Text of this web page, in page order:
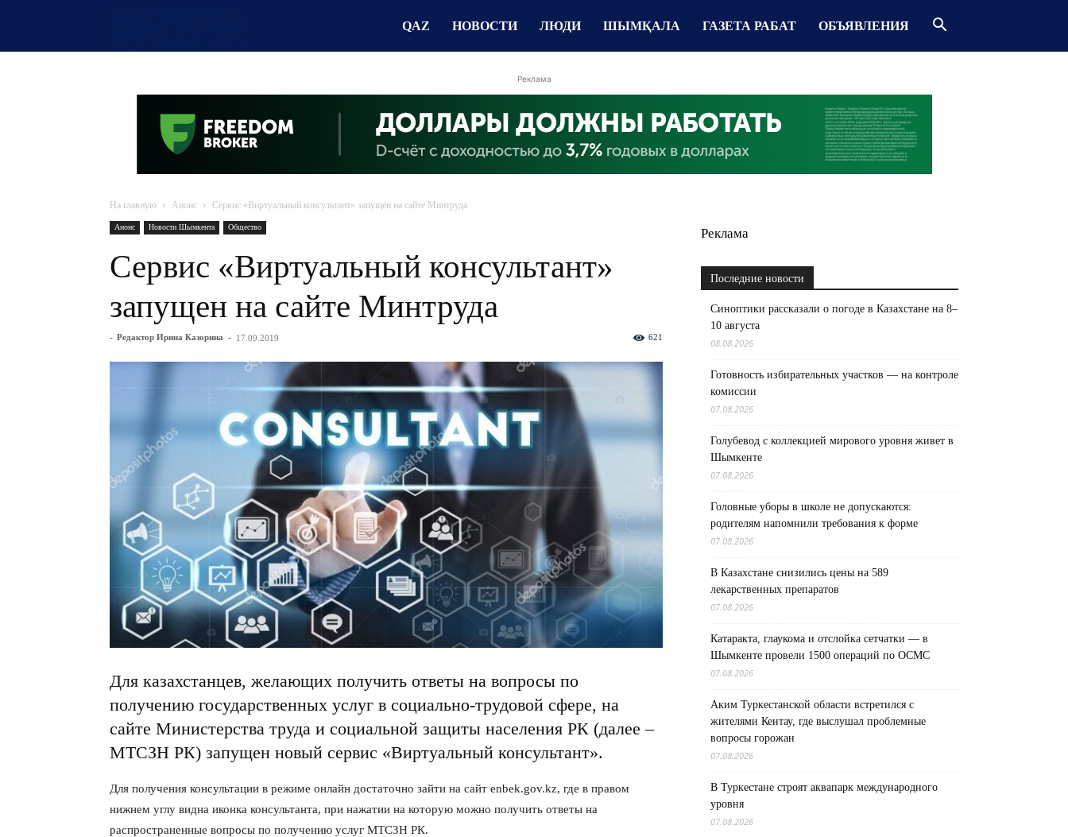
QAZ НОВОСТИ ЛЮДИ ШЫМҚАЛА ГАЗЕТА РАБАТ ОБЪЯВЛЕНИЯ
Реклама
На главную Анонс Сервис «Виртуальный консультант» запущен на сайте Минтруда
Анонс Новости Шымкента Общество
Сервис «Виртуальный консультант»
запущен на сайте Минтруда
- Редактор Ирина Казорина - 17.09.2019 621
Для казахстанцев, желающих получить ответы на вопросы по
получению государственных услуг в социально-трудовой сфере, на
сайте Министерства труда и социальной защиты населения РК (далее –
МТСЗН РК) запущен новый сервис «Виртуальный консультант».
Для получения консультации в режиме онлайн достаточно зайти на сайт enbek.gov.kz, где в правом
нижнем углу видна иконка консультанта, при нажатии на которую можно получить ответы на
распространенные вопросы по получению услуг МТСЗН РК.
Реклама
Последние новости
Синоптики рассказали о погоде в Казахстане на 8–
10 августа
08.08.2026
Готовность избирательных участков — на контроле
комиссии
07.08.2026
Голубевод с коллекцией мирового уровня живет в
Шымкенте
07.08.2026
Головные уборы в школе не допускаются:
родителям напомнили требования к форме
07.08.2026
В Казахстане снизились цены на 589
лекарственных препаратов
07.08.2026
Катаракта, глаукома и отслойка сетчатки — в
Шымкенте провели 1500 операций по ОСМС
07.08.2026
Аким Туркестанской области встретился с
жителями Кентау, где выслушал проблемные
вопросы горожан
07.08.2026
В Туркестане строят аквапарк международного
уровня
07.08.2026